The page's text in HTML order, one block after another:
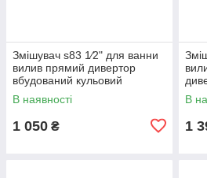
Змішувач s83 1⁄2" для ванни
вилив прямий дивертор
вбудований кульовий
AQUATICA (9783210)
В наявності
1 050 ₴
В
1